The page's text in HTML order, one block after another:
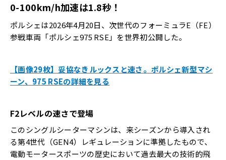
0-100km/h加速は1.8秒！
ポルシェは2026年4月20日、次世代のフォーミュラE（FE）
参戦車両「ポルシェ975 RSE」を世界初公開した。
【画像29枚】妥協なきルックスと速さ。ポルシェ新型マシ
ーン、975 RSEの詳細を見る
F2レベルの速さで登場
このシングルシーターマシンは、来シーズンから導入され
る第4世代（GEN4）レギュレーションに準拠したもので、
電動モータースポーツの歴史において過去最大の技術的飛